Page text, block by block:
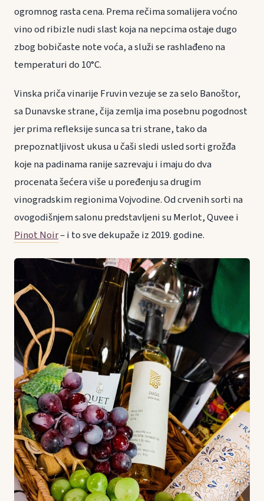
ogromnog rasta cena. Prema rečima somalijera voćno
vino od ribizle nudi slast koja na nepcima ostaje dugo
zbog bobičaste note voća, a služi se rashlađeno na
temperaturi do 10°C.
Vinska priča vinarije Fruvin vezuje se za selo Banoštor,
sa Dunavske strane, čija zemlja ima posebnu pogodnost
jer prima refleksije sunca sa tri strane, tako da
prepoznatljivost ukusa u čaši sledi usled sorti grožđa
koje na padinama ranije sazrevaju i imaju do dva
procenata šećera više u poređenju sa drugim
vinogradskim regionima Vojvodine. Od crvenih sorti na
ovogodišnjem salonu predstavljeni su Merlot, Quvee i
Pinot Noir– i to sve dekupaže iz 2019. godine.